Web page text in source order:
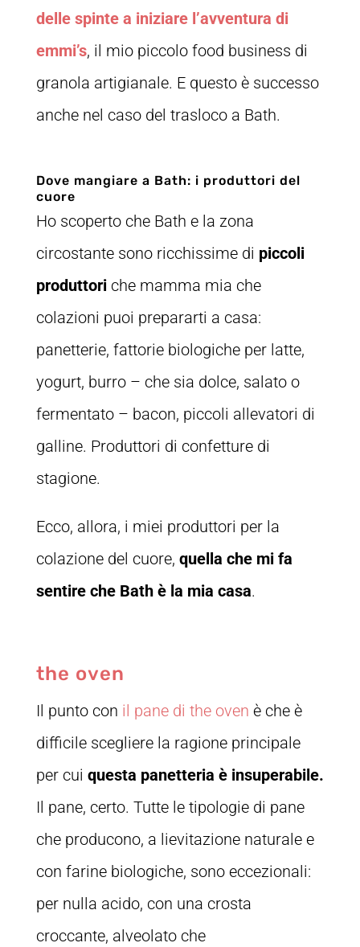
delle spinte a iniziare l’avventura di
emmi’s, il mio piccolo food business di
granola artigianale. E questo è successo
anche nel caso del trasloco a Bath.
Dove mangiare a Bath: i produttori del
cuore
Ho scoperto che Bath e la zona
circostante sono ricchissime di piccoli
produttoriche mamma mia che
colazioni puoi prepararti a casa:
panetterie, fattorie biologiche per latte,
yogurt, burro – che sia dolce, salato o
fermentato – bacon, piccoli allevatori di
galline. Produttori di confetture di
stagione.
Ecco, allora, i miei produttori per la
colazione del cuore, quella che mi fa
sentire che Bath è la mia casa.
the oven
Il punto con il pane di the oven è che è
difficile scegliere la ragione principale
per cui questa panetteria è insuperabile.
Il pane, certo. Tutte le tipologie di pane
che producono, a lievitazione naturale e
con farine biologiche, sono eccezionali:
per nulla acido, con una crosta
croccante, alveolato che